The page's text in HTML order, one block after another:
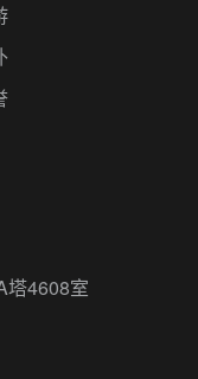
塔4608室